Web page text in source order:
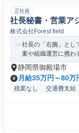
正社員
社長秘書・営業ア
株式会社Forest field
社長の「右腕」とし
案や組織運営に携わ
静岡県御殿場市
月給35万円～80万
残業なし 交通費支給